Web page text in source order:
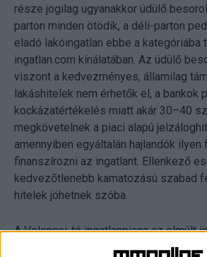
része jogilag ugyanakkor üdülő
parton minden ötödik, a déli-parton
eladó lakóingatlan ebbe a kategóriába
ingatlan.com kínálatában. Az üdülő
viszont a kedvezményes, államilag
lakáshitelek nem érhetők el, a bankok
kockázatértékelés miatt akár 30–40
megkövetelnek a piaci alapú
amennyiben egyáltalán hajlandók ilyen
finanszírozni az ingatlant. Ellenkező
kedvezőtlenebb kamatozású szabad
hitelek jöhetnek szóba.
A Velencei-tó ingatlanpiaca az elmúlt
stabilizálódott, mindössze 1